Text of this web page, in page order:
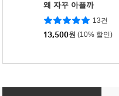
왜 자꾸 아플까
13건
13,500원 (10% 할인)